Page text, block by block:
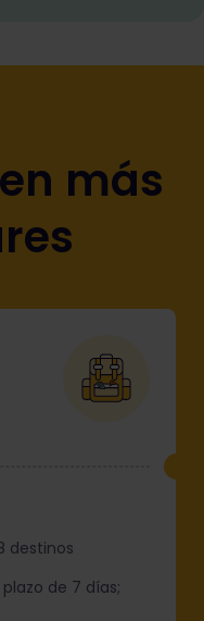
más
destinos
de 7 días;